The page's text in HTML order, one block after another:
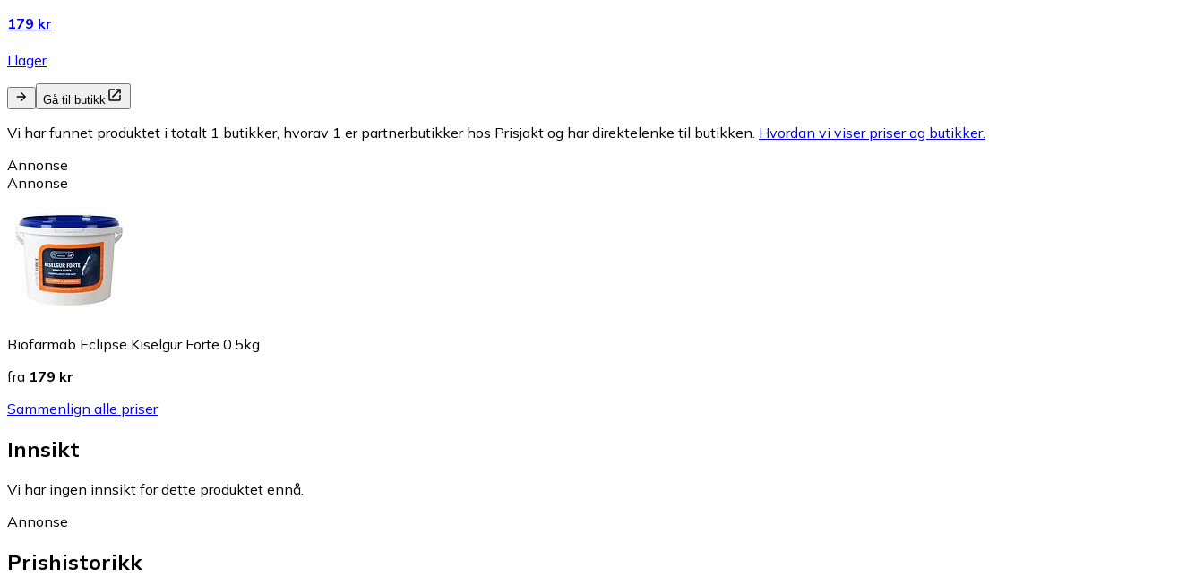
179 kr
I lager
Gå til butikk
Vi har funnet produktet i totalt 1 butikker, hvorav 1 er partnerbutikker hos Prisjakt og har direktelenke til butikken. Hvordan vi viser priser og butikker.
Annonse
Annonse
Biofarmab Eclipse Kiselgur Forte 0.5kg
fra 179 kr
Sammenlign alle priser
Innsikt
Vi har ingen innsikt for dette produktet ennå.
Annonse
Prishistorikk